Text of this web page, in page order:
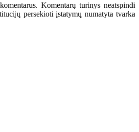
Komentarų turinys neatspindi
persekioti įstatymų numatyta tvarka